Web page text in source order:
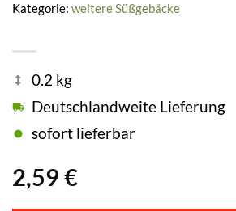
2,59 €
0.2 kg
Deutschlandweite Lieferung
sofort lieferbar
Kategorie: weitere Süßgebäcke